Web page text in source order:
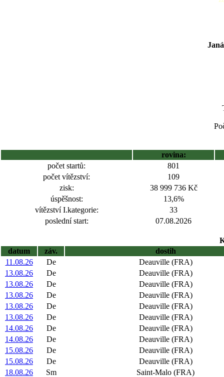
rovina:
počet startů:
801
počet vítězství:
109
zisk:
38 999 736 Kč
úspěšnost:
13,6%
vítězství I.kategorie:
33
poslední start:
07.08.2026
datum
záv.
dostih
11.08.26
De
Deauville (FRA)
13.08.26
De
Deauville (FRA)
13.08.26
De
Deauville (FRA)
13.08.26
De
Deauville (FRA)
13.08.26
De
Deauville (FRA)
13.08.26
De
Deauville (FRA)
14.08.26
De
Deauville (FRA)
14.08.26
De
Deauville (FRA)
15.08.26
De
Deauville (FRA)
15.08.26
De
Deauville (FRA)
18.08.26
Sm
Saint-Malo (FRA)